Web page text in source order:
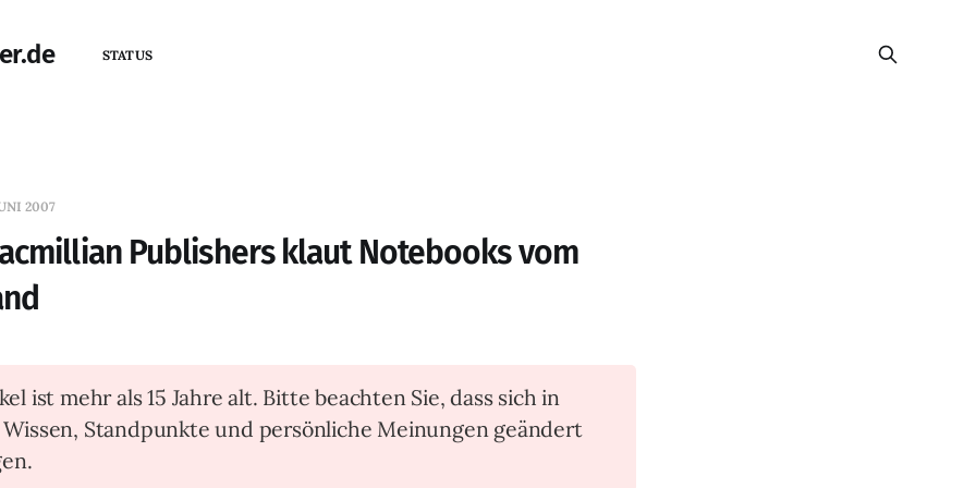
STATUS
2007
Publishers klaut Notebooks vom
ist mehr als 15 Jahre alt. Bitte beachten Sie, dass sich in
Standpunkte und persönliche Meinungen geändert